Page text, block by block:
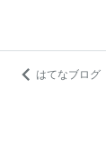
はてなブログ